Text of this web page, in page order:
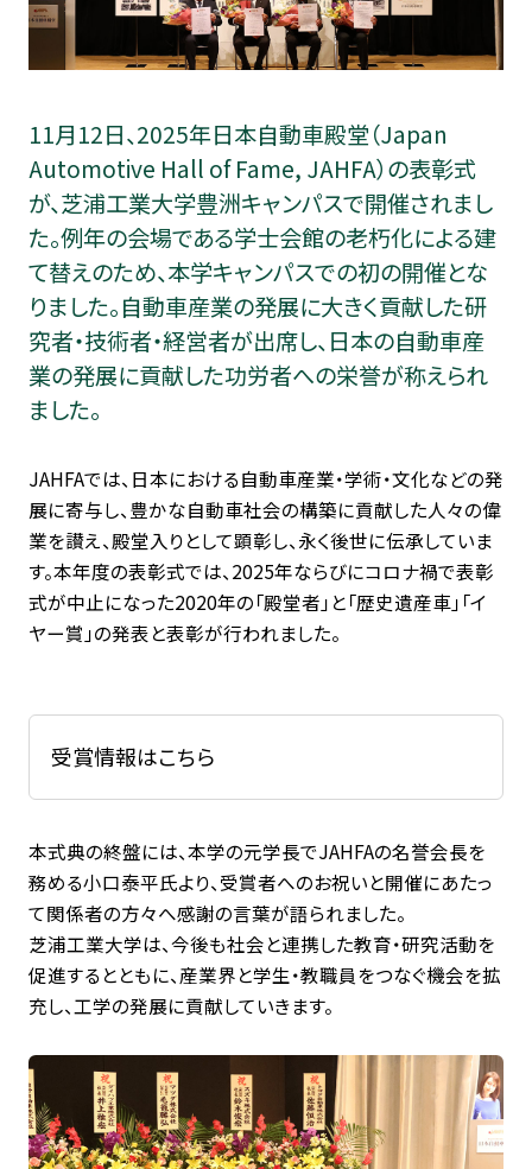
一般
11月12日、2025年日本自動車殿堂（Japan
Automotive Hall of Fame, JAHFA）の表彰式
が、芝浦工業大学豊洲キャンパスで開催されまし
た。例年の会場である学士会館の老朽化による建
て替えのため、本学キャンパスでの初の開催とな
りました。自動車産業の発展に大きく貢献した研
究者・技術者・経営者が出席し、日本の自動車産
業の発展に貢献した功労者への栄誉が称えられ
ました。
JAHFAでは、日本における自動車産業・学術・文化などの発
展に寄与し、豊かな自動車社会の構築に貢献した人々の偉
業を讃え、殿堂入りとして顕彰し、永く後世に伝承していま
す。本年度の表彰式では、2025年ならびにコロナ禍で表彰
式が中止になった2020年の「殿堂者」と「歴史遺産車」「イ
ヤー賞」の発表と表彰が行われました。
受賞情報はこちら
本式典の終盤には、本学の元学長でJAHFAの名誉会長を
務める小口泰平氏より、受賞者へのお祝いと開催にあたっ
て関係者の方々へ感謝の言葉が語られました。
芝浦工業大学は、今後も社会と連携した教育・研究活動を
促進するとともに、産業界と学生・教職員をつなぐ機会を拡
充し、工学の発展に貢献していきます。